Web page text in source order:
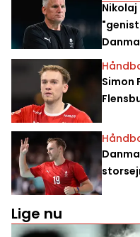
Simon
Lige nu